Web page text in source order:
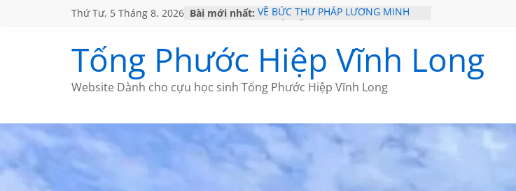
Thứ Tư, 5 Tháng 8, 2026 Bài mới nhất: VỀ BỨC THƯ PHÁP LƯƠNG MINH
MỘT ĐỜI ĐI QUA NHỮNG TRANG
SÁCH
BẤT CHỢT CỦA CHÂU LỆ DUNG
CÀ PHÊ NGẮM NÚI
Tống Phước Hiệp Vĩnh Long
Website Dành cho cựu học sinh Tống Phước Hiệp Vĩnh Long